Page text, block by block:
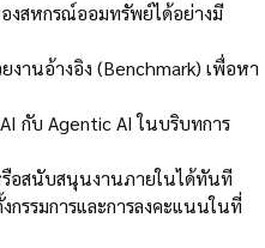
งสหกรณ์ออมทรัพย์ได้อย่างมี
งานอ้างอิง (Benchmark) เพื่อหา
กับ Agentic AI ในบริบทการ
รือสนับสนุนงานภายในได้ทันที
กรรมการและการลงคะแนนในที่